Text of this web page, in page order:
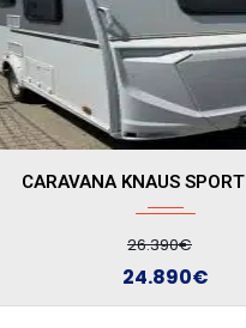
KNAUS SPORT 400 LK
26.390€
24.890€